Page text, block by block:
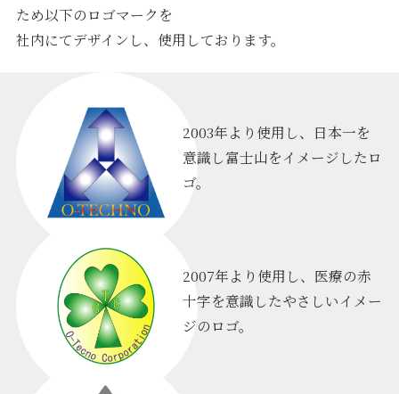
ため以下のロゴマークを
社内にてデザインし、使用しております。
2003年より使用し、日本一を
意識し富士山をイメージしたロ
ゴ。
2007年より使用し、医療の赤
十字を意識したやさしいイメー
ジのロゴ。